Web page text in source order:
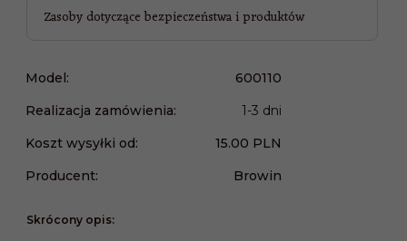
Zasoby dotyczące bezpieczeństwa i produktów
Model:
600110
Realizacja zamówienia:
1-3 dni
Koszt wysyłki od:
15.00 PLN
Producent:
Browin
Skrócony opis: